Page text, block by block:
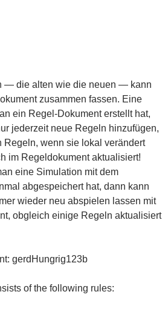
— die alten wie die neuen — kann
zusammen fassen. Eine
ein Regel-Dokument erstellt hat,
jederzeit neue Regeln hinzufügen,
Regeln, wenn sie lokal verändert
im Regeldokument aktualisiert!
eine Simulation mit dem
abgespeichert hat, dann kann
wieder neu abspielen lassen mit
obgleich einige Regeln aktualisiert
gerdHungrig123b
of the following rules: